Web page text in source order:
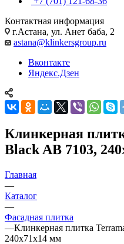
Контактная информация
г.Астана, ул. Анет баба, 2
astana@klinkersgroup.ru
Вконтакте
Яндекс.Дзен
Клинкерная
Black AB 7103,
Главная
—
Каталог
—
Фасадная плитка
—Клинкерная плитка
240х71х14 мм